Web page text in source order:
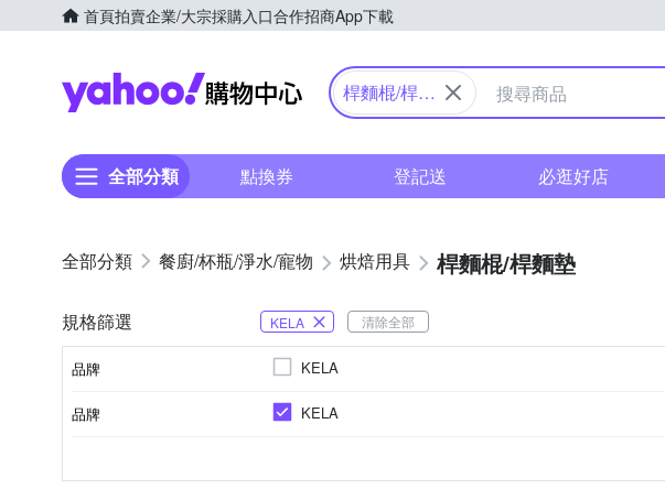
首頁拍賣企業/大宗採購入口合作招商App下載
Yahoo購物中心
桿麵棍/桿麵
全部分類 點換券 登記送 必逛好店
餐廚/杯瓶/淨水/寵物 烘焙用具 桿麵棍/桿麵墊
規格篩選 KELA 清除全部
品牌 KELA
品牌 KELA